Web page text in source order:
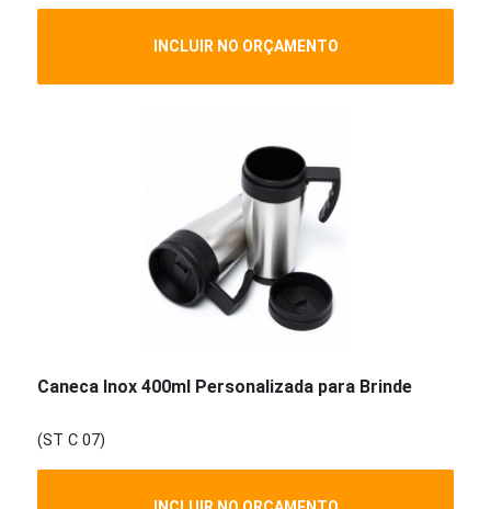
INCLUIR NO ORÇAMENTO
Caneca Inox 400ml Personalizada para Brinde
(ST C 07)